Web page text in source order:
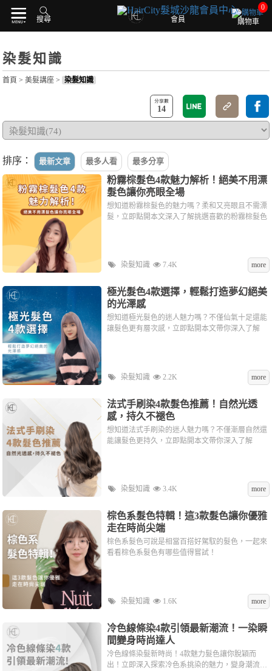
搜尋
0
購物車
會員
染髮知識
首頁 >美髮講座 > 染髮知識
14
排序： 最新文章 最多人看 最多分享
粉霧棕髮色4款魅力解析！絕美不用漂
髮色讓你亮眼全場
想知道粉霧棕髮色的魅力嗎？柔和又亮眼且不需漂
髮，立即點開本文深入了解挑選喜歡的粉霧棕髮色
染髮知識 7.4K more
極光髮色4款選擇，輕鬆打造夢幻絕美
的光澤感
想知道極光髮色的迷人魅力嗎？不僅仙氣十足還能
讓髮色更有層次感，立即點開本文帶你深入了解
染髮知識 2.2K more
法式手刷染4款髮色推薦！自然光透
感，持久不褪色
想知道法式手刷染的迷人魅力嗎？不僅漸層自然還
能讓髮色更持久，立即點開本文帶你深入了解
染髮知識 3.4K more
棕色系髮色特輯！這3款髮色讓你優雅
走在時尚尖端
棕色系髮色可說是相當百搭好駕馭的髮色，一起來
看看棕色系髮色有哪些值得嘗試！
染髮知識 1.6K more
冷色線條染4款引領最新潮流！一染瞬
間變身時尚達人
冷色線條染髮新時尚！4款魅力髮色讓你脫穎而
出！立即深入探索冷色系挑染的魅力，變身潮流焦